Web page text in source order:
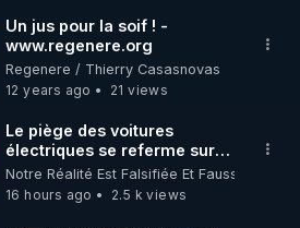
rdlr_thierrycasasnovas/
RGNR (stages,
Un jus pour la soif ! -
www.regenere.org
Regenere / Thierry Casasnovas
12 years ago
21 views
Le piège des voitures
électriques se referme sur
les usagers !
Notre Réalité Est Falsifiée Et Fausse
16 hours ago
2.5 k views